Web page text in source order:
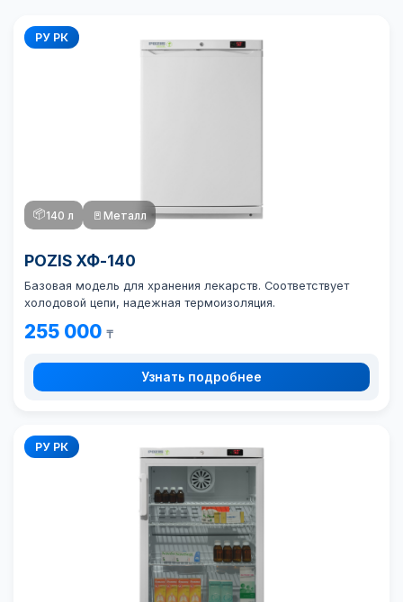
РУ РК
📦140 л 🚪 Металл
POZIS ХФ-140
Базовая модель для хранения лекарств. Соответствует
холодовой цепи, надежная термоизоляция.
255 000 ₸
Узнать подробнее
РУ РК